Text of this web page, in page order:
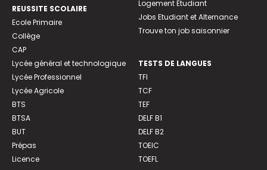
REUSSITE SCOLAIRE
Ecole Primaire
Collège
CAP
Lycée général et technologique
Lycée Professionnel
Lycée Agricole
BTS
BTSA
BUT
Prépas
Licence
Logement Etudiant
Jobs Etudiant et Alternance
Trouve ton job saisonnier
TESTS DE LANGUES
TFI
TCF
TEF
DELF B1
DELF B2
TOEIC
TOEFL